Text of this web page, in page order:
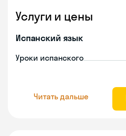
Услуги и цены
Испанский язык
Уроки испанского
Читать дальше